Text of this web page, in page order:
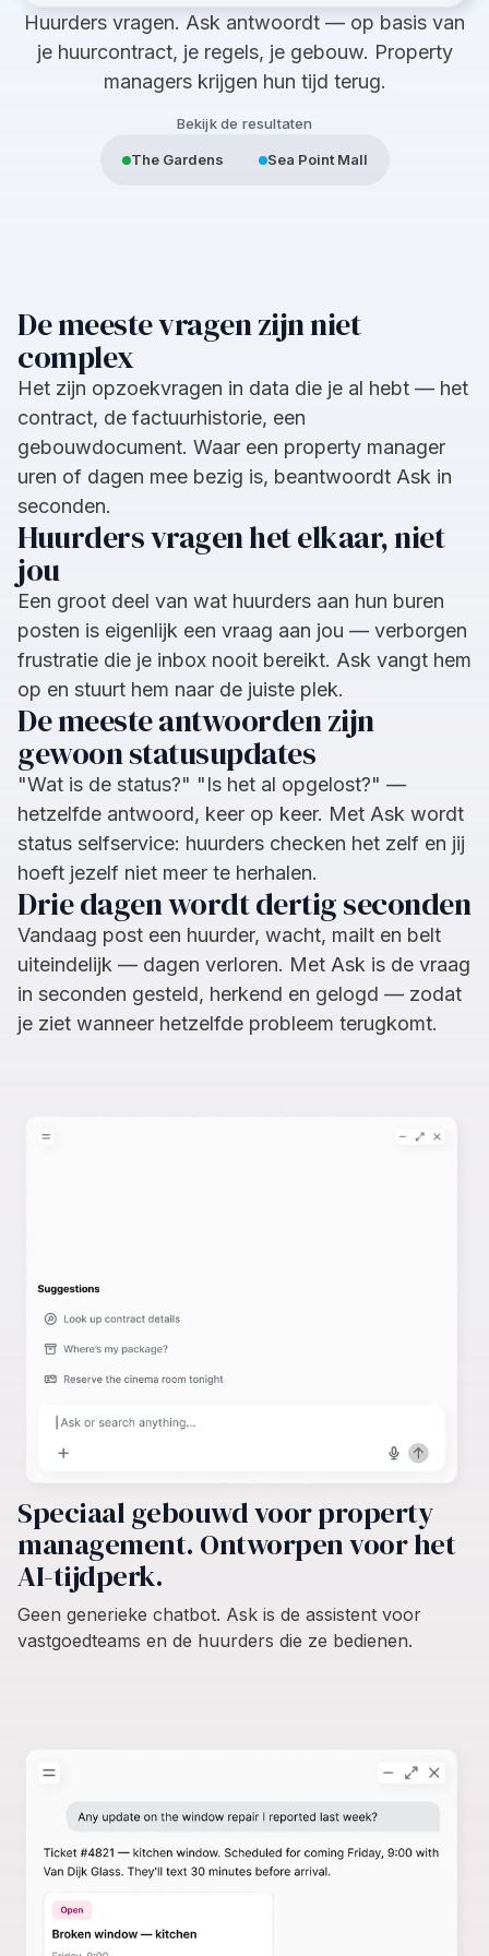
Huurders vragen. Ask antwoordt — op basis van
je huurcontract, je regels, je gebouw. Property
managers krijgen hun tijd terug.
Bekijk de resultaten
The Gardens Sea Point Mall
De meeste vragen zijn niet
complex
Het zijn opzoekvragen in data die je al hebt — het
contract, de factuurhistorie, een
gebouwdocument. Waar een property manager
uren of dagen mee bezig is, beantwoordt Ask in
seconden.
Huurders vragen het elkaar, niet
jou
Een groot deel van wat huurders aan hun buren
posten is eigenlijk een vraag aan jou — verborgen
frustratie die je inbox nooit bereikt. Ask vangt hem
op en stuurt hem naar de juiste plek.
De meeste antwoorden zijn
gewoon statusupdates
"Wat is de status?" "Is het al opgelost?" —
hetzelfde antwoord, keer op keer. Met Ask wordt
status selfservice: huurders checken het zelf en jij
hoeft jezelf niet meer te herhalen.
Drie dagen wordt dertig seconden
Vandaag post een huurder, wacht, mailt en belt
uiteindelijk — dagen verloren. Met Ask is de vraag
in seconden gesteld, herkend en gelogd — zodat
je ziet wanneer hetzelfde probleem terugkomt.
Speciaal gebouwd voor property
management. Ontworpen voor het
AI-tijdperk.
Geen generieke chatbot. Ask is de assistent voor
vastgoedteams en de huurders die ze bedienen.